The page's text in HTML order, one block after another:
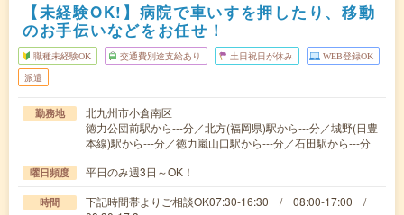
【未経験OK!】病院で車いすを押したり、移動
のお手伝いなどをお任せ！
職種未経験OK 交通費別途支給あり 土日祝日が休み WEB登録OK
派遣
勤務地
北九州市小倉南区
徳力公団前駅から---分／北方(福岡県)駅から---分／城野(日豊
本線)駅から---分／徳力嵐山口駅から---分／石田駅から---分
曜日頻度 平日のみ週3日～OK！
時間
下記時間帯よりご相談OK07:30-16:30 / 08:00-17:00 /